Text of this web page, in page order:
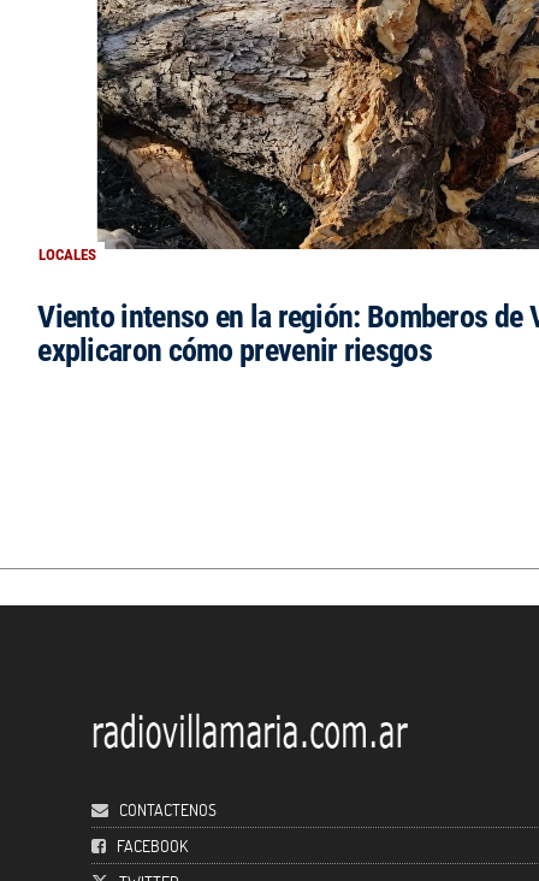
LOCALES
Viento intenso en la región: Bomberos de
explicaron cómo prevenir riesgos
CONTACTENOS
FACEBOOK